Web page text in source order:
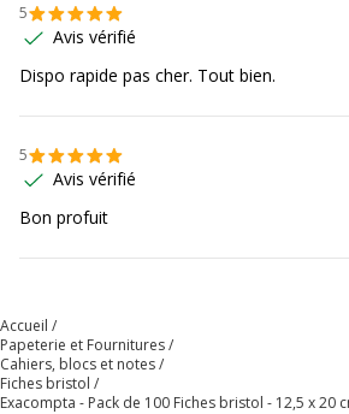
5
Avis vérifié
Dispo rapide pas cher. Tout bien.
5
Avis vérifié
Bon profuit
Accueil
Papeterie et Fournitures
Cahiers, blocs et notes
Fiches bristol
Exacompta - Pack de 100 Fiches bristol - 12,5 x 20